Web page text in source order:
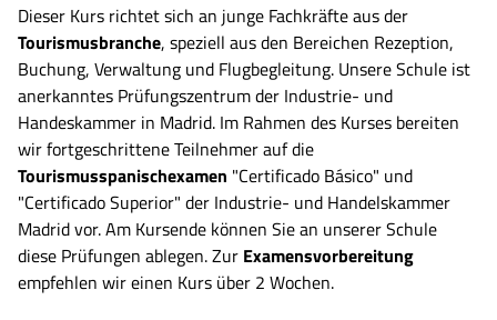
Dieser Kurs richtet sich an junge Fachkräfte aus der
Tourismusbranche, speziell aus den Bereichen Rezeption,
Buchung, Verwaltung und Flugbegleitung. Unsere Schule ist
anerkanntes Prüfungszentrum der Industrie- und
Handeskammer in Madrid. Im Rahmen des Kurses bereiten
wir fortgeschrittene Teilnehmer auf die
Tourismusspanischexamen "Certificado Básico" und
"Certificado Superior" der Industrie- und Handelskammer
Madrid vor. Am Kursende können Sie an unserer Schule
diese Prüfungen ablegen. Zur Examensvorbereitung
empfehlen wir einen Kurs über 2 Wochen.